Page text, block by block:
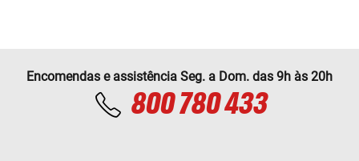
Encomendas e assistência Seg. a Dom. das 9h às 20h
800 780 433